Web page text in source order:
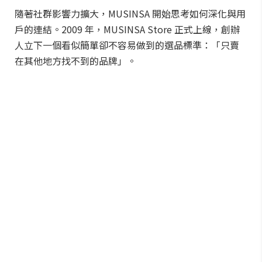
隨著社群影響力擴大，MUSINSA 開始思考如何深化與用
戶的連結。2009 年，MUSINSA Store 正式上線，創辦
人立下一個看似簡單卻不容易做到的選品標準：「只賣
在其他地方找不到的品牌」。